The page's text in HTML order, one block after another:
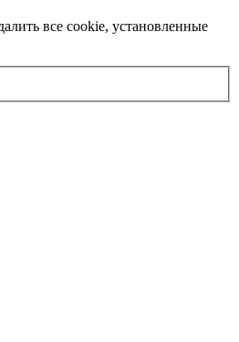
все cookie, установленные